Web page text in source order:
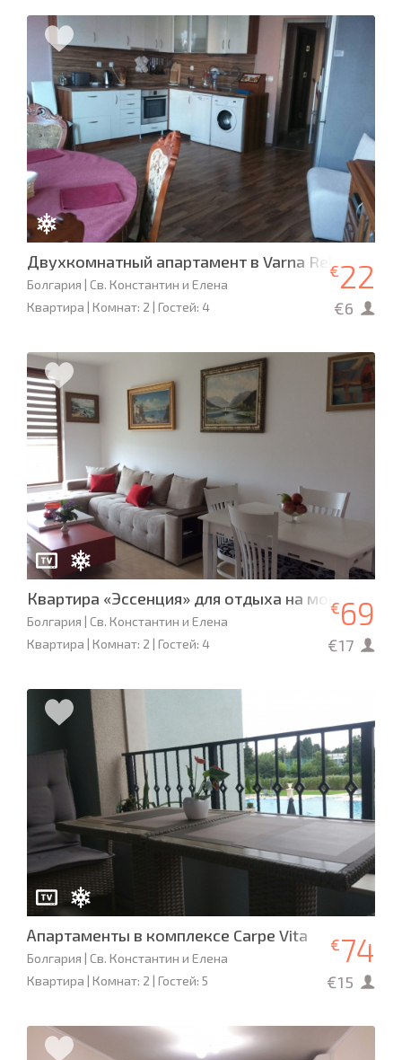
Двухкомнатный апартамент в Varna Relax
Болгария | Св. Константин и Елена
Квартира | Комнат: 2 | Гостей: 4
€22
€6
Квартира «Эссенция» для отдыха на море
Болгария | Св. Константин и Елена
Квартира | Комнат: 2 | Гостей: 4
€69
€17
Апартаменты в комплексе Carpe Vita
Болгария | Св. Константин и Елена
Квартира | Комнат: 2 | Гостей: 5
€74
€15